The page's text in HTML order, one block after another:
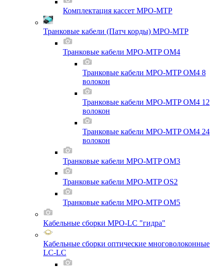
Комплектация кассет MPO-MTP
Транковые кабели (Патч корды) MPO-MTP
Транковые кабели MPO-MTP OM4
Транковые кабели MPO-MTP OM4 8
волокон
Транковые кабели MPO-MTP OM4 12
волокон
Транковые кабели MPO-MTP OM4 24
волокон
Транковые кабели MPO-MTP OM3
Транковые кабели MPO-MTP OS2
Транковые кабели MPO-MTP OM5
Кабельные сборки MPO-LC "гидра"
Кабельные сборки оптические многоволоконные
LC-LC